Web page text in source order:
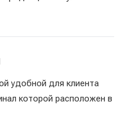
удобной для клиента
которой расположен в